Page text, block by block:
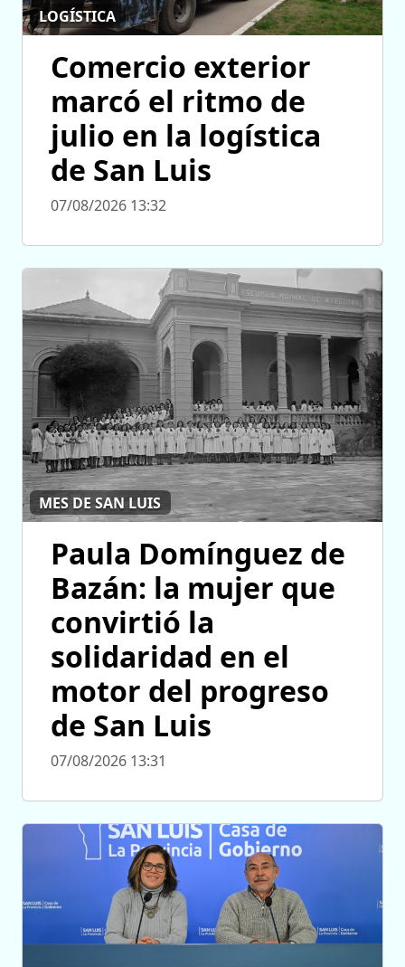
LOGÍSTICA
Comercio exterior
marcó el ritmo de
julio en la logística
de San Luis
07/08/2026 13:32
MES DE SAN LUIS
Paula Domínguez de
Bazán: la mujer que
convirtió la
solidaridad en el
motor del progreso
de San Luis
07/08/2026 13:31